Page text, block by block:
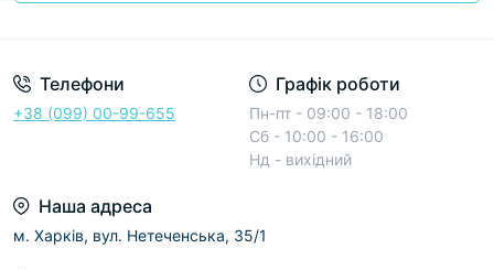
Телефони
+38 (099) 00-99-655
Графік роботи
Пн-пт - 09:00 - 18:00
Сб - 10:00 - 16:00
Нд - вихідний
Наша адреса
м. Харків, вул. Нетеченська, 35/1